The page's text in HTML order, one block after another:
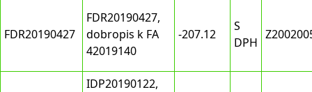
FDR20190427
FDR20190427,
dobropis k FA
42019140
-207.12
S
DPH
IDP20190122,